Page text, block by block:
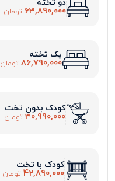
دو تخته
63,890,000 تومان
یک تخته
86,790,000 تومان
کودک بدون تخت
30,990,000 تومان
کودک با تخت
42,890,000 تومان